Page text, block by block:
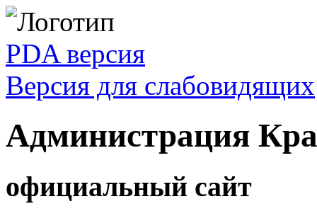
PDA версия
Версия для слабовидящих
Администрация
официальный сайт